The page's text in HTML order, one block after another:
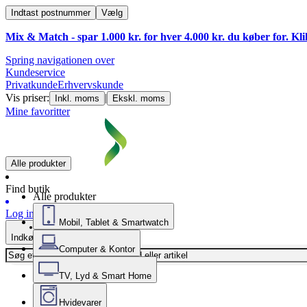
Indtast postnummer Vælg
Mix & Match - spar 1.000 kr. for hver 4.000 kr. du køber for.
Spring navigationen over
Kundeservice
PrivatkundeErhvervskunde
Vis priser:
Inkl. moms | Ekskl. moms
Mine favoritter
Alle produkter
Find butik
Log ind
Indkøbskurv
Alle produkter
Mobil, Tablet & Smartwatch
Computer & Kontor
TV, Lyd & Smart Home
Hvidevarer